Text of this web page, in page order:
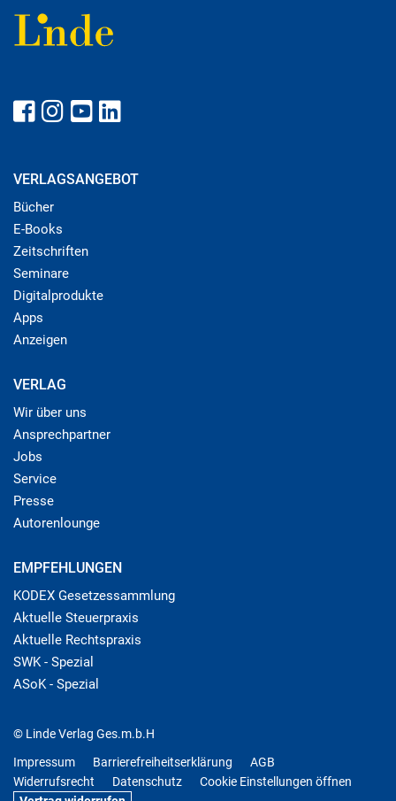
VERLAGSANGEBOT
Bücher
E-Books
Zeitschriften
Seminare
Digitalprodukte
Apps
Anzeigen
VERLAG
Wir über uns
Ansprechpartner
Jobs
Service
Presse
Autorenlounge
EMPFEHLUNGEN
KODEX Gesetzessammlung
Aktuelle Steuerpraxis
Aktuelle Rechtspraxis
SWK - Spezial
ASoK - Spezial
© Linde Verlag Ges.m.b.H
Impressum
Barrierefreiheitserklärung
AGB
Widerrufsrecht
Datenschutz
Cookie Einstellungen öffnen